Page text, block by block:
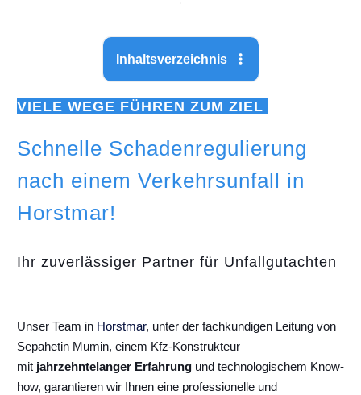
Inhaltsverzeichnis
VIELE WEGE FÜHREN ZUM ZIEL
Schnelle Schadenregulierung
nach einem Verkehrsunfall in
Horstmar!
Ihr zuverlässiger Partner für Unfallgutachten
Unser Team in Horstmar, unter der fachkundigen Leitung von
Sepahetin Mumin, einem Kfz-Konstrukteur
mit jahrzehntelanger Erfahrung und technologischem Know-
how, garantieren wir Ihnen eine professionelle und